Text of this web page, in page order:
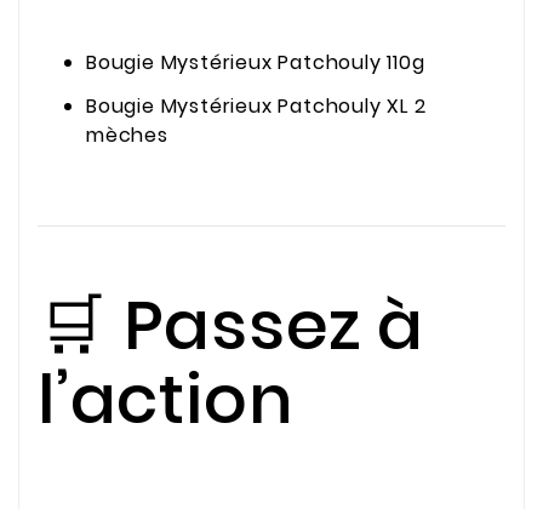
Bougie Mystérieux Patchouly 110g
Bougie Mystérieux Patchouly XL 2
mèches
🛒 Passez à
l’action